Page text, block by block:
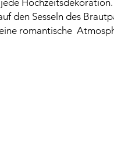
den Sesseln des
romantische